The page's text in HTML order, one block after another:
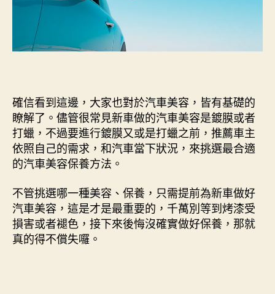
確信看到這邊，大家也對於汽車美容，皆有基礎的
瞭解了。儘管很常見新車做的汽車美容是鍍膜或者
打蠟，不過要進行鍍膜又或是打蠟之前，推薦車主
依照自己的需求，和汽車當下狀況，來挑選最合適
的汽車美容保養方法。
不管挑選哪一種美容、保養，只需提前為新車做好
汽車美容，這是才是最重要的，千萬別等到烤漆受
損害或者褪色，接下來後悔沒確實做好保養，那就
真的得不償失囉。